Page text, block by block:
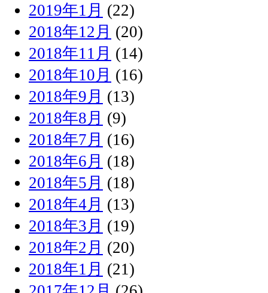
2019年1月 (22)
2018年12月 (20)
2018年11月 (14)
2018年10月 (16)
2018年9月 (13)
2018年8月 (9)
2018年7月 (16)
2018年6月 (18)
2018年5月 (18)
2018年4月 (13)
2018年3月 (19)
2018年2月 (20)
2018年1月 (21)